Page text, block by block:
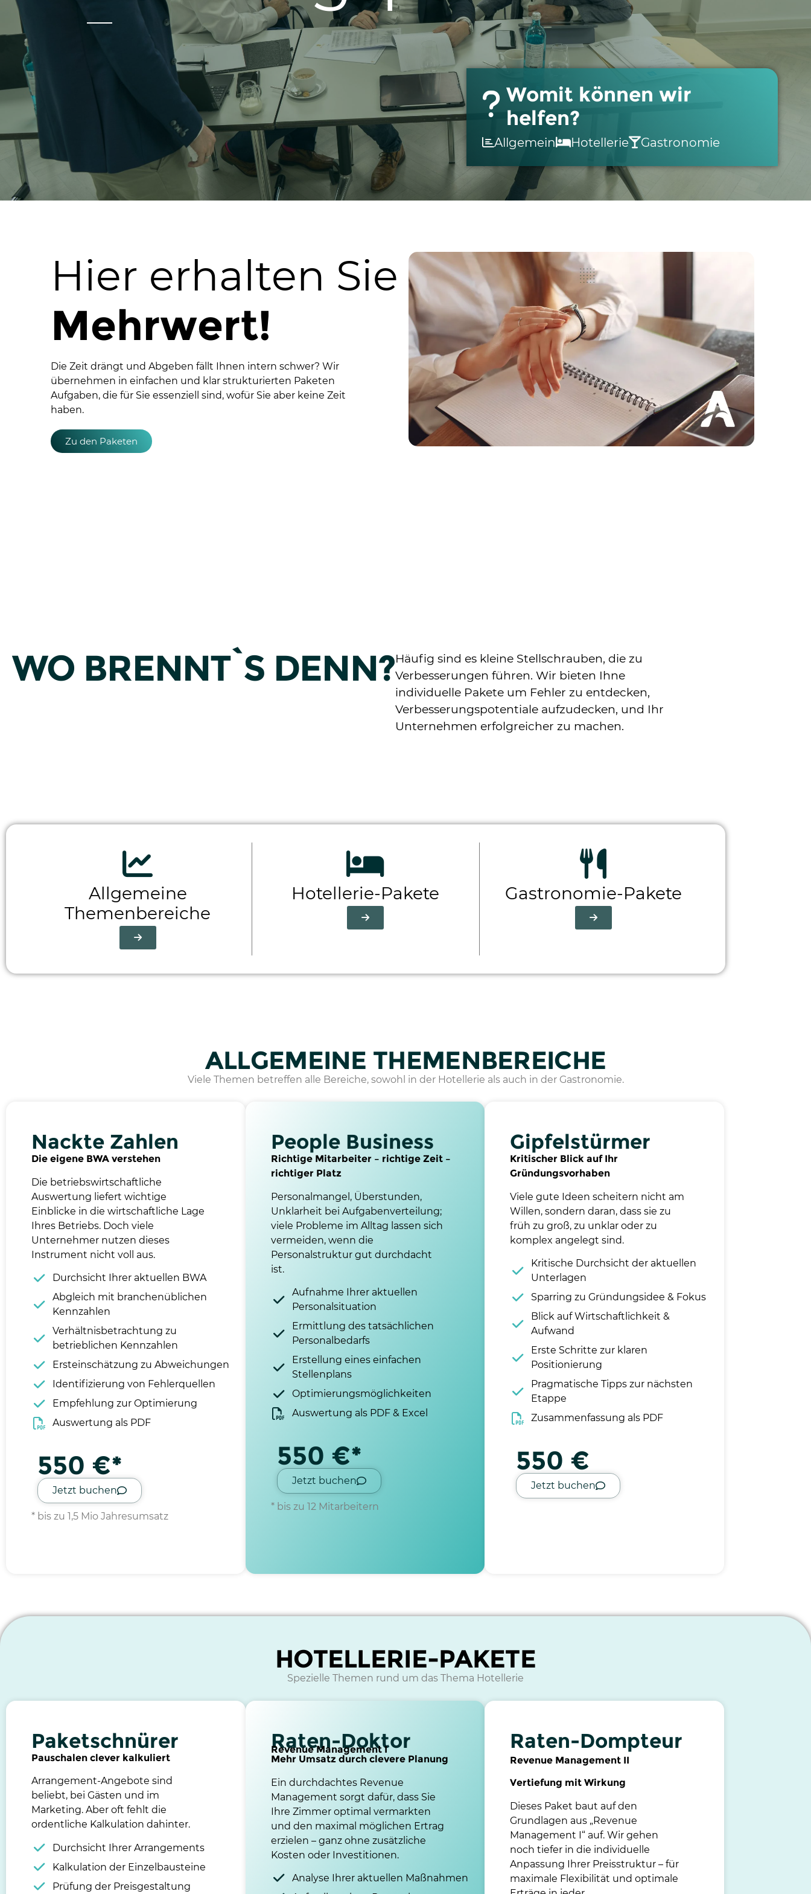
Womit können wir
helfen?
Allgemein Hotellerie Gastronomie
Hier erhalten Sie
Mehrwert!
Die Zeit drängt und Abgeben fällt Ihnen intern schwer? Wir
übernehmen in einfachen und klar strukturierten Paketen
Aufgaben, die für Sie essenziell sind, wofür Sie aber keine Zeit
haben.
Zu den Paketen
WO BRENNT`S DENN?Häufig sind es kleine Stellschrauben, die zu
Verbesserungen führen. Wir bieten Ihne
individuelle Pakete um Fehler zu entdecken,
Verbesserungspotentiale aufzudecken, und Ihr
Unternehmen erfolgreicher zu machen.
Allgemeine
Themenbereiche
Hotellerie-Pakete Gastronomie-Pakete
ALLGEMEINE THEMENBEREICHE
Viele Themen betreffen alle Bereiche, sowohl in der Hotellerie als auch in der Gastronomie.
Nackte Zahlen
Die eigene BWA verstehen
Die betriebswirtschaftliche
Auswertung liefert wichtige
Einblicke in die wirtschaftliche Lage
Ihres Betriebs. Doch viele
Unternehmer nutzen dieses
Instrument nicht voll aus.
Durchsicht Ihrer aktuellen BWA
Abgleich mit branchenüblichen
Kennzahlen
Verhältnisbetrachtung zu
betrieblichen Kennzahlen
Ersteinschätzung zu Abweichungen
Identifizierung von Fehlerquellen
Empfehlung zur Optimierung
Auswertung als PDF
550 €*
Jetzt buchen
* bis zu 1,5 Mio Jahresumsatz
People Business
Richtige Mitarbeiter – richtige Zeit –
richtiger Platz
Personalmangel, Überstunden,
Unklarheit bei Aufgabenverteilung;
viele Probleme im Alltag lassen sich
vermeiden, wenn die
Personalstruktur gut durchdacht
ist.
Aufnahme Ihrer aktuellen
Personalsituation
Ermittlung des tatsächlichen
Personalbedarfs
Erstellung eines einfachen
Stellenplans
Optimierungsmöglichkeiten
Auswertung als PDF & Excel
550 €*
Jetzt buchen
* bis zu 12 Mitarbeitern
Gipfelstürmer
Kritischer Blick auf Ihr
Gründungsvorhaben
Viele gute Ideen scheitern nicht am
Willen, sondern daran, dass sie zu
früh zu groß, zu unklar oder zu
komplex angelegt sind.
Kritische Durchsicht der aktuellen
Unterlagen
Sparring zu Gründungsidee & Fokus
Blick auf Wirtschaftlichkeit &
Aufwand
Erste Schritte zur klaren
Positionierung
Pragmatische Tipps zur nächsten
Etappe
Zusammenfassung als PDF
550 €
Jetzt buchen
HOTELLERIE-PAKETE
Spezielle Themen rund um das Thema Hotellerie
Paketschnürer
Pauschalen clever kalkuliert
Arrangement-Angebote sind
beliebt, bei Gästen und im
Marketing. Aber oft fehlt die
ordentliche Kalkulation dahinter.
Durchsicht Ihrer Arrangements
Kalkulation der Einzelbausteine
Prüfung der Preisgestaltung
Raten-Doktor
Revenue Management I
Mehr Umsatz durch clevere Planung
Ein durchdachtes Revenue
Management sorgt dafür, dass Sie
Ihre Zimmer optimal vermarkten
und den maximal möglichen Ertrag
erzielen – ganz ohne zusätzliche
Kosten oder Investitionen.
Analyse Ihrer aktuellen Maßnahmen
Raten-Dompteur
Revenue Management II
Vertiefung mit Wirkung
Dieses Paket baut auf den
Grundlagen aus „Revenue
Management I“ auf. Wir gehen
noch tiefer in die individuelle
Anpassung Ihrer Preisstruktur – für
maximale Flexibilität und optimale